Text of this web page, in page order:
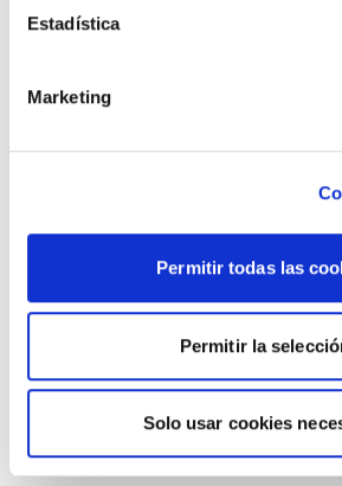
Estadística
Marketing
Permitir todas las
Permitir la
Solo usar cookies